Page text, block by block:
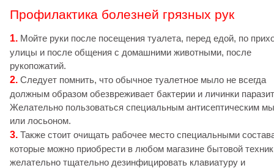
Профилактика болезней грязных рук
1. Мойте руки после посещения туалета, перед едой, по
улицы и после общения с домашними животными, после
рукопожатий.
2. Следует помнить, что обычное туалетное мыло не всегда
должным образом обезвреживает бактерии и личинки
Желательно пользоваться специальным антисептическим
или лосьоном.
3. Также стоит очищать рабочее место специальными
которые можно приобрести в любом магазине бытовой
желательно тщательно дезинфицировать клавиатуру и